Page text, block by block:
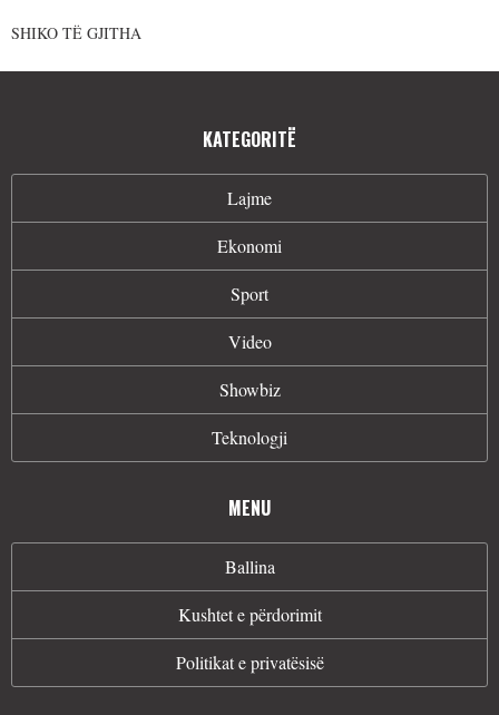
SHIKO TË GJITHA
KATEGORITË
Lajme
Ekonomi
Sport
Video
Showbiz
Teknologji
MENU
Ballina
Kushtet e përdorimit
Politikat e privatësisë